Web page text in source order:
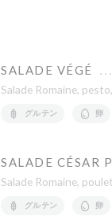
SALADE VÉGÉ
Salade Romaine,
グルテン 卵
SALADE CÉSAR
Salade Romaine,
グルテン 卵